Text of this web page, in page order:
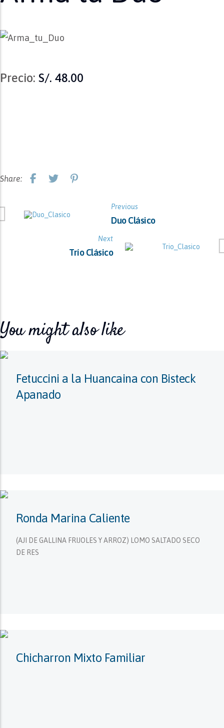
Precio: S/. 48.00
Share:
Previous
Duo Clásico
Next
Trío Clásico
You might also like
Fetuccini a la Huancaina con Bisteck
Apanado
Ronda Marina Caliente
(AJI DE GALLINA FRIJOLES Y ARROZ) LOMO SALTADO SECO
DE RES
Chicharron Mixto Familiar